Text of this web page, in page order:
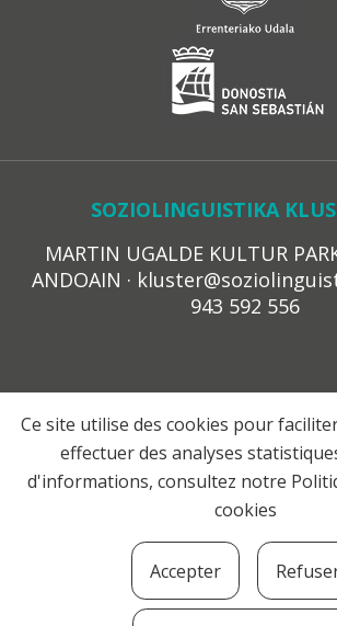
SOZIOLINGUISTIKA
MARTIN UGALDE KULTUR
ANDOAIN ·
943 592 556
LEGE OHARRA
PRIBATUTASUN
COOKIE-EN POLITIKA
© 2021 Soziolinguistika
Ce site utilise des cookies pour
effectuer des analyses
d'informations, consultez notre
cookies
Accepter